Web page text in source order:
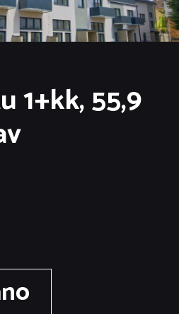
1+kk, 55,9